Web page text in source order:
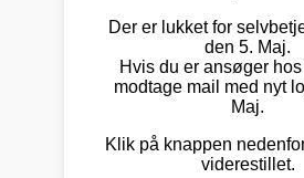
Der er lukket for
den 5. Maj.
Hvis du er ansøger
modtage mail med nyt
Maj.
Klik på knappen
viderestillet.